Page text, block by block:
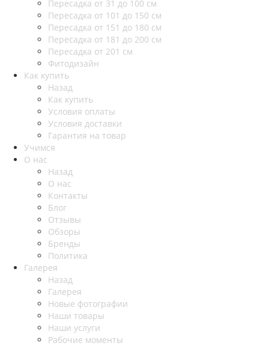
Пересадка от 31 до 100 см
Пересадка от 101 до 150 см
Пересадка от 151 до 180 см
Пересадка от 181 до 200 см
Пересадка от 201 см
Фитодизайн
Как купить
Назад
Как купить
Условия оплаты
Условия доставки
Гарантия на товар
Учимся
О нас
Назад
О нас
Контакты
Блог
Отзывы
Обзоры
Бренды
Политика
Галерея
Назад
Галерея
Новые фотографии
Наши товары
Наши услуги
Рабочие моменты